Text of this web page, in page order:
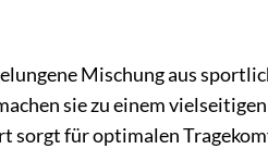
Mischung aus
sie zu einem
sorgt für optimalen